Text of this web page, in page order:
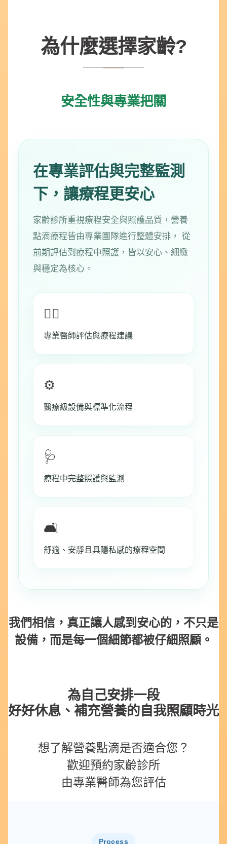
為什麼選擇家齡?
安全性與專業把關
在專業評估與完整監測
下，讓療程更安心
家齡診所重視療程安全與照護品質，營養
點滴療程皆由專業團隊進行整體安排， 從
前期評估到療程中照護，皆以安心、細緻
與穩定為核心。
👨‍⚕️
專業醫師評估與療程建議
⚙️
醫療級設備與標準化流程
🩺
療程中完整照護與監測
🛋️
舒適、安靜且具隱私感的療程空間
我們相信，真正讓人感到安心的，不只是
設備，而是每一個細節都被仔細照顧。
為自己安排一段
好好休息、補充營養的自我照顧時光
想了解營養點滴是否適合您？
歡迎預約家齡診所
由專業醫師為您評估
Process